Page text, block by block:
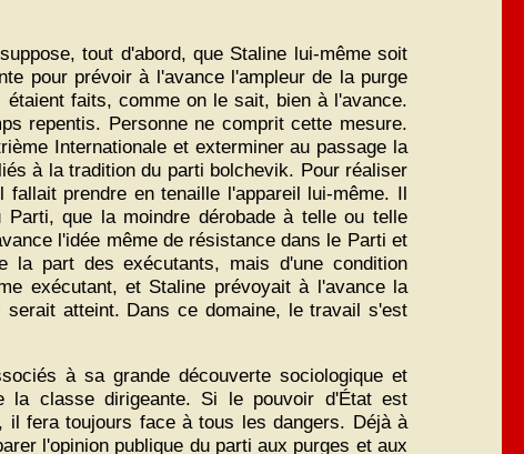
tout d'abord, que Staline lui-même soit
pour prévoir à l'avance l'ampleur de la purge
faits, comme on le sait, bien à l'avance.
repentis. Personne ne comprit cette mesure.
Internationale et exterminer au passage la
à la tradition du parti bolchevik. Pour réaliser
prendre en tenaille l'appareil lui-même. Il
que la moindre dérobade à telle ou telle
l'idée même de résistance dans le Parti et
la part des exécutants, mais d'une condition
exécutant, et Staline prévoyait à l'avance la
atteint. Dans ce domaine, le travail s'est
à sa grande découverte sociologique et
la classe dirigeante. Si le pouvoir d'État est
il fera toujours face à tous les dangers. Déjà à
l'opinion publique du parti aux purges et aux